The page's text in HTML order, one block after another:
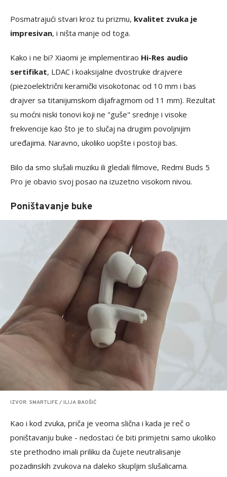
Posmatrajući stvari kroz tu prizmu, kvalitet zvuka je
impresivan, i ništa manje od toga.
Kako i ne bi? Xiaomi je implementirao Hi-Res audio
sertifikat, LDAC i koaksijalne dvostruke drajvere
(piezoelektrični keramički visokotonac od 10 mm i bas
drajver sa titanijumskom dijafragmom od 11 mm). Rezultat
su moćni niski tonovi koji ne "guše" srednje i visoke
frekvencije kao što je to slučaj na drugim povoljnijim
uređajima. Naravno, ukoliko uopšte i postoji bas.
Bilo da smo slušali muziku ili gledali filmove, Redmi Buds 5
Pro je obavio svoj posao na izuzetno visokom nivou.
Poništavanje buke
IZVOR: SMARTLIFE / ILIJA BAOŠIĆ
Kao i kod zvuka, priča je veoma slična i kada je reč o
poništavanju buke - nedostaci će biti primjetni samo ukoliko
ste prethodno imali priliku da čujete neutralisanje
pozadinskih zvukova na daleko skupljim slušalicama.